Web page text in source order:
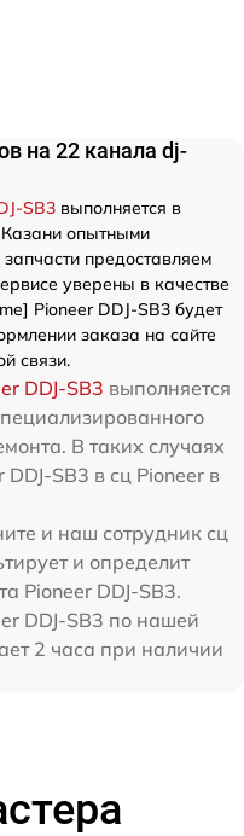
на 22 канала dj-
SB3 выполняется в
опытными
предоставляем
уверены в качестве
Pioneer DDJ-SB3 будет
заказа на сайте
связи.
DDJ-SB3 выполняется
В таких случаях
SB3 в сц Pioneer в
и наш сотрудник сц
и определит
Pioneer DDJ-SB3.
DDJ-SB3 по нашей
2 часа при наличии